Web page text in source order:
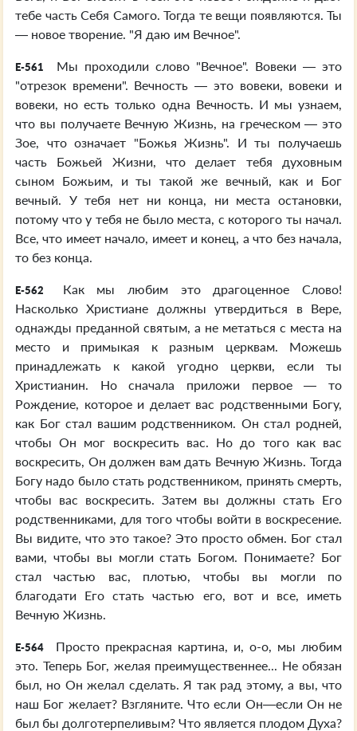
тебе часть Себя Самого. Тогда те вещи появляются. Ты
— новое творение. "Я даю им Вечное".
E-561
Мы проходили слово "Вечное". Вовеки — это
"отрезок времени". Вечность — это вовеки, вовеки и
вовеки, но есть только одна Вечность. И мы узнаем,
что вы получаете Вечную Жизнь, на греческом — это
Зое, что означает "Божья Жизнь". И ты получаешь
часть Божьей Жизни, что делает тебя духовным
сыном Божьим, и ты такой же вечный, как и Бог
вечный. У тебя нет ни конца, ни места остановки,
потому что у тебя не было места, с которого ты начал.
Все, что имеет начало, имеет и конец, а что без начала,
то без конца.
E-562
Как мы любим это драгоценное Слово!
Насколько Христиане должны утвердиться в Вере,
однажды преданной святым, а не метаться с места на
место и примыкая к разным церквам. Можешь
принадлежать к какой угодно церкви, если ты
Христианин. Но сначала приложи первое — то
Рождение, которое и делает вас родственными Богу,
как Бог стал вашим родственником. Он стал родней,
чтобы Он мог воскресить вас. Но до того как вас
воскресить, Он должен вам дать Вечную Жизнь. Тогда
Богу надо было стать родственником, принять смерть,
чтобы вас воскресить. Затем вы должны стать Его
родственниками, для того чтобы войти в воскресение.
Вы видите, что это такое? Это просто обмен. Бог стал
вами, чтобы вы могли стать Богом. Понимаете? Бог
стал частью вас, плотью, чтобы вы могли по
благодати Его стать частью его, вот и все, иметь
Вечную Жизнь.
E-564
Просто прекрасная картина, и, о-о, мы любим
это. Теперь Бог, желая преимущественнее... Не обязан
был, но Он желал сделать. Я так рад этому, а вы, что
наш Бог желает? Взгляните. Что если Он—если Он не
был бы долготерпеливым? Что является плодом Духа?